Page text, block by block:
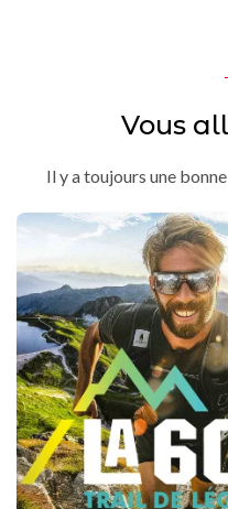
Vous
Il y a toujours une